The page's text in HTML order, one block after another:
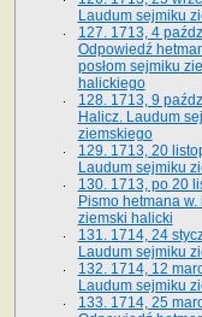
Laudum sejmiku
127. 1713, 4
Odpowiedź
posłom sejmiku
halickiego
128. 1713, 9
Halicz. Laudum
ziemskiego
129. 1713, 20
Laudum sejmiku
130. 1713, po 20
Pismo hetmana
ziemski halicki
131. 1714, 24
Laudum sejmiku
132. 1714, 12
Laudum sejmiku
133. 1714, 25